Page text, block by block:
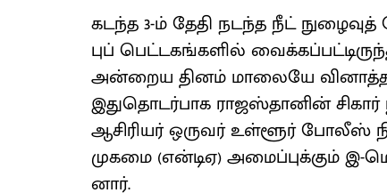
கடந்த 3-ம் தேதி நடந்த நீட்
புப் பெட்​டகங்​களில்
அன்​றைய தினம் மாலையே
இதுதொடர்​பாக ராஜஸ்​தானின்
ஆசிரியர் ஒரு​வர் உள்​ளூர் போலீஸ்
முகமை (என்​டிஏ) அமைப்​புக்​கும் இ-
னார்.